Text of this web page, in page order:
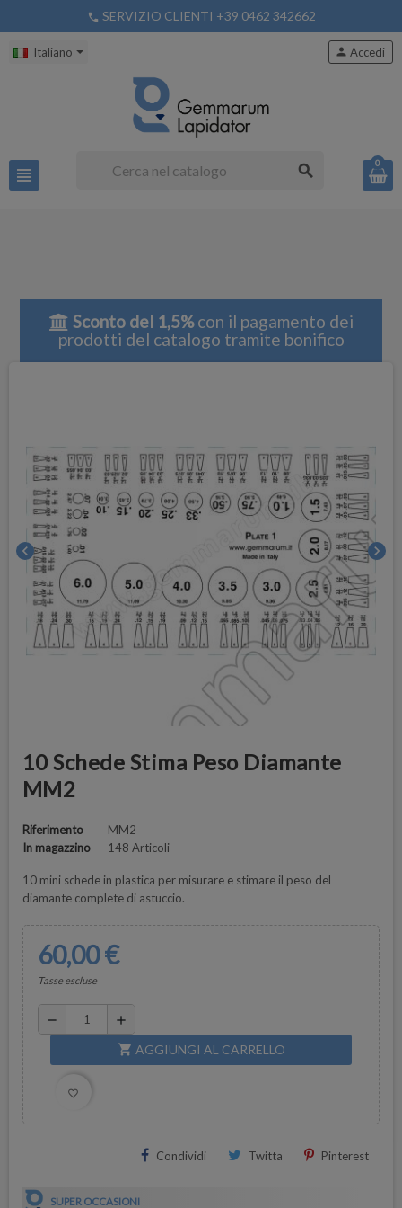
phone SERVIZIO CLIENTI +39 0462 342662
Italiano
view_headline search
person Accedi
0
Sconto del 1,5%con il pagamento dei
prodotti del catalogo tramite bonifico
chevron_left chevron_right
10 Schede Stima Peso Diamante
MM2
Riferimento
MM2
In magazzino
148 Articoli
10 mini schede in plastica per misurare e stimare il peso del
diamante complete di astuccio.
60,00 €
Tasse escluse
remove add
shopping_cart AGGIUNGI AL CARRELLO
favorite_border
Condividi Twitta Pinterest
SUPER OCCASIONI